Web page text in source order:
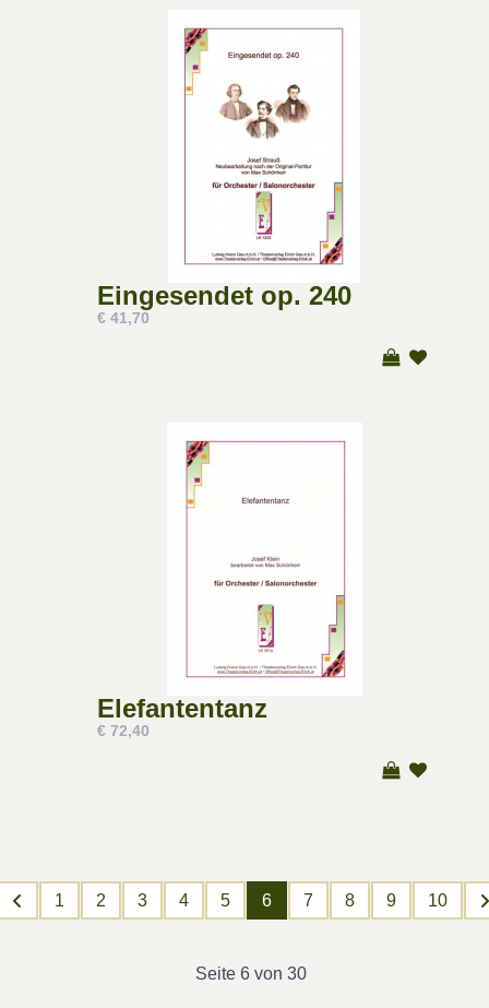
Eingesendet op. 240
€ 41,70
Elefantentanz
€ 72,40
1 2 3 4 5 6 7 8 9 10
Seite 6 von 30